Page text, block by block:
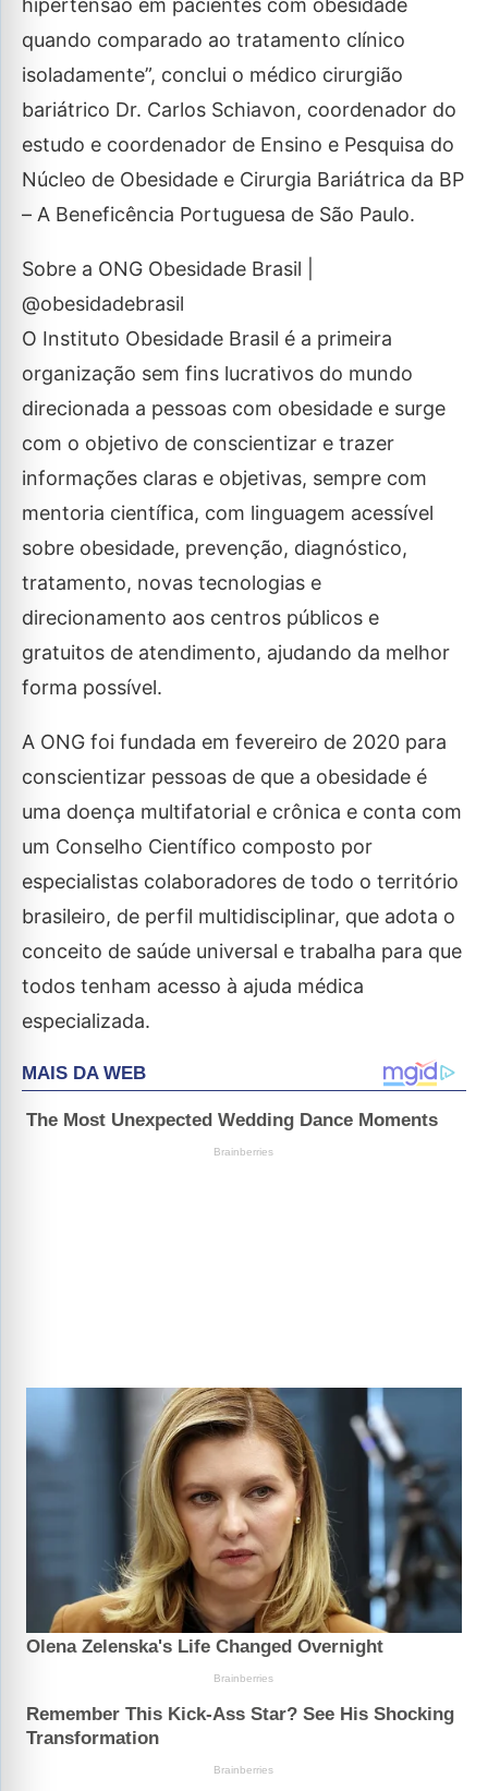
hipertensão em pacientes com obesidade
quando comparado ao tratamento clínico
isoladamente”, conclui o médico cirurgião
bariátrico Dr. Carlos Schiavon, coordenador do
estudo e coordenador de Ensino e Pesquisa do
Núcleo de Obesidade e Cirurgia Bariátrica da BP
– A Beneficência Portuguesa de São Paulo.
Sobre a ONG Obesidade Brasil |
@obesidadebrasil
O Instituto Obesidade Brasil é a primeira
organização sem fins lucrativos do mundo
direcionada a pessoas com obesidade e surge
com o objetivo de conscientizar e trazer
informações claras e objetivas, sempre com
mentoria científica, com linguagem acessível
sobre obesidade, prevenção, diagnóstico,
tratamento, novas tecnologias e
direcionamento aos centros públicos e
gratuitos de atendimento, ajudando da melhor
forma possível.
A ONG foi fundada em fevereiro de 2020 para
conscientizar pessoas de que a obesidade é
uma doença multifatorial e crônica e conta com
um Conselho Científico composto por
especialistas colaboradores de todo o território
brasileiro, de perfil multidisciplinar, que adota o
conceito de saúde universal e trabalha para que
todos tenham acesso à ajuda médica
especializada.